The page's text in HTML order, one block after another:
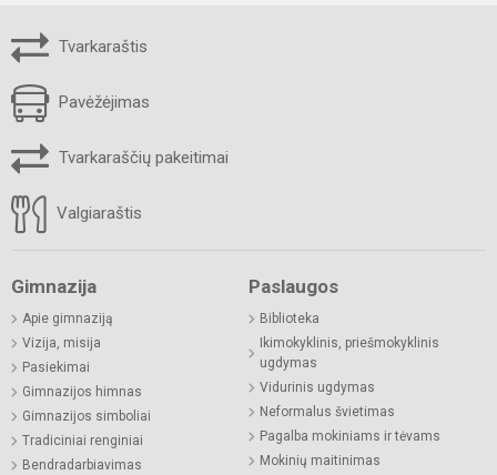
Tvarkaraštis
Pavėžėjimas
Tvarkaraščių pakeitimai
Valgiaraštis
Gimnazija
Apie gimnaziją
Vizija, misija
Pasiekimai
Gimnazijos himnas
Gimnazijos simboliai
Tradiciniai renginiai
Bendradarbiavimas
Paslaugos
Biblioteka
Ikimokyklinis, priešmokyklinis
ugdymas
Vidurinis ugdymas
Neformalus švietimas
Pagalba mokiniams ir tėvams
Mokinių maitinimas